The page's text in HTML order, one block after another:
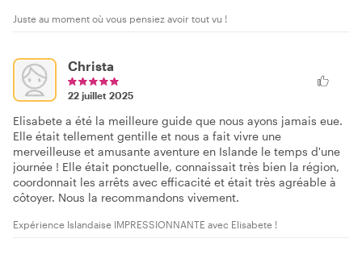
Juste au moment où vous pensiez avoir tout vu !
Christa
22 juillet 2025
Elisabete a été la meilleure guide que nous ayons jamais eue.
Elle était tellement gentille et nous a fait vivre une
merveilleuse et amusante aventure en Islande le temps d'une
journée ! Elle était ponctuelle, connaissait très bien la région,
coordonnait les arrêts avec efficacité et était très agréable à
côtoyer. Nous la recommandons vivement.
Expérience Islandaise IMPRESSIONNANTE avec Elisabete !